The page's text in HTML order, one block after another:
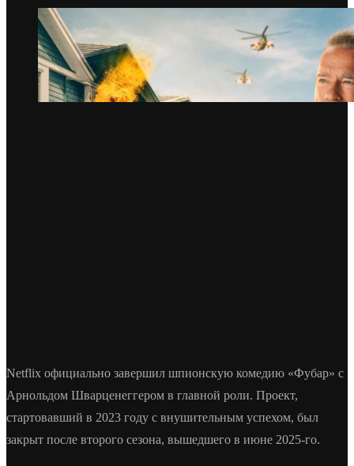
Netflix официально завершил шпионскую комедию «Фубар» с
Арнольдом Шварценеггером в главной роли. Проект,
стартовавший в 2023 году с внушительным успехом, был
закрыт после второго сезона, вышедшего в июне 2025-го.